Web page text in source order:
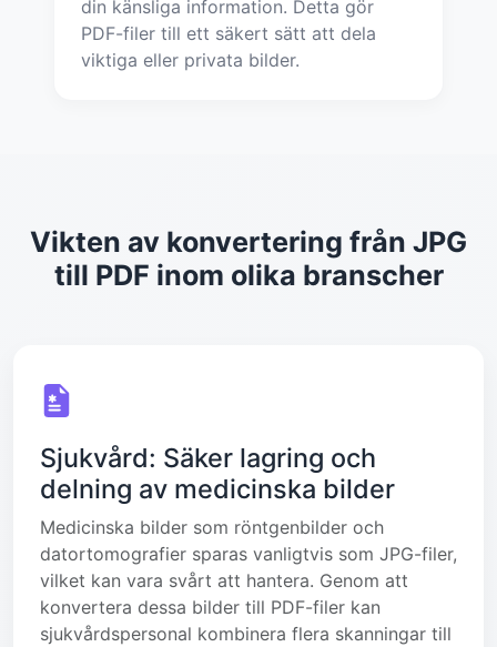
din känsliga information. Detta gör
PDF-filer till ett säkert sätt att dela
viktiga eller privata bilder.
Vikten av konvertering från JPG
till PDF inom olika branscher
Sjukvård: Säker lagring och
delning av medicinska bilder
Medicinska bilder som röntgenbilder och
datortomografier sparas vanligtvis som JPG-filer,
vilket kan vara svårt att hantera. Genom att
konvertera dessa bilder till PDF-filer kan
sjukvårdspersonal kombinera flera skanningar till